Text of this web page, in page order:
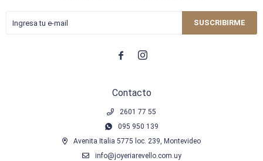
Contacto
2601 77 55
095 950 139
Avenita Italia 5775 loc. 239, Montevideo
info@joyeriarevello.com.uy
SUSCRIBIRME
 